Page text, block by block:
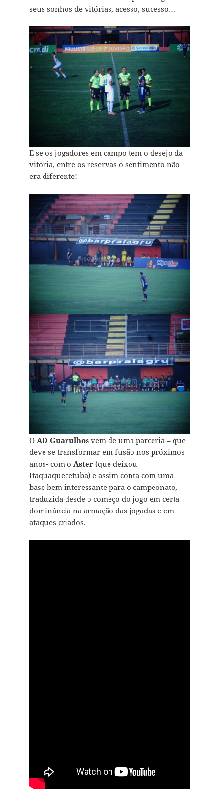
seus sonhos de vitórias, acesso, sucesso…
E se os jogadores em campo tem o desejo da
vitória, entre os reservas o sentimento não
era diferente!
O AD Guarulhosvem de uma parceria – que
deve se transformar em fusão nos próximos
anos- com o Aster(que deixou
Itaquaquecetuba) e assim conta com uma
base bem interessante para o campeonato,
traduzida desde o começo do jogo em certa
dominância na armação das jogadas e em
ataques criados.